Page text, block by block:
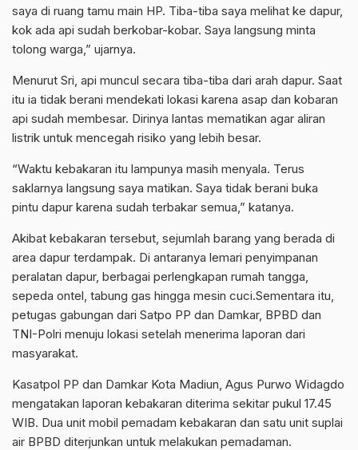
saya di ruang tamu main HP. Tiba-tiba saya melihat ke dapur,
kok ada api sudah berkobar-kobar. Saya langsung minta
tolong warga,” ujarnya.
Menurut Sri, api muncul secara tiba-tiba dari arah dapur. Saat
itu ia tidak berani mendekati lokasi karena asap dan kobaran
api sudah membesar. Dirinya lantas mematikan agar aliran
listrik untuk mencegah risiko yang lebih besar.
“Waktu kebakaran itu lampunya masih menyala. Terus
saklarnya langsung saya matikan. Saya tidak berani buka
pintu dapur karena sudah terbakar semua,” katanya.
Akibat kebakaran tersebut, sejumlah barang yang berada di
area dapur terdampak. Di antaranya lemari penyimpanan
peralatan dapur, berbagai perlengkapan rumah tangga,
sepeda ontel, tabung gas hingga mesin cuci.Sementara itu,
petugas gabungan dari Satpo PP dan Damkar, BPBD dan
TNI-Polri menuju lokasi setelah menerima laporan dari
masyarakat.
Kasatpol PP dan Damkar Kota Madiun, Agus Purwo Widagdo
mengatakan laporan kebakaran diterima sekitar pukul 17.45
WIB. Dua unit mobil pemadam kebakaran dan satu unit suplai
air BPBD diterjunkan untuk melakukan pemadaman.